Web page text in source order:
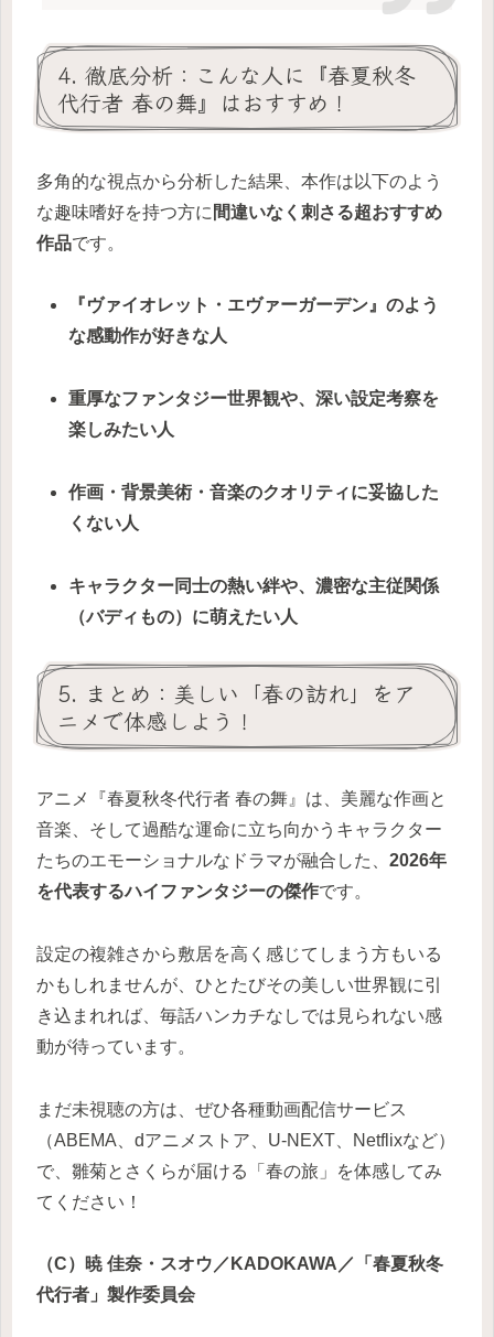
4. 徹底分析：こんな人に『春夏秋冬
代行者 春の舞』はおすすめ！
多角的な視点から分析した結果、本作は以下のよう
な趣味嗜好を持つ方に 間違いなく刺さる超おすすめ
作品です。
『ヴァイオレット・エヴァーガーデン』のよう
な感動作が好きな人
重厚なファンタジー世界観や、深い設定考察を
楽しみたい人
作画・背景美術・音楽のクオリティに妥協した
くない人
キャラクター同士の熱い絆や、濃密な主従関係
（バディもの）に萌えたい人
5. まとめ：美しい「春の訪れ」をア
ニメで体感しよう！
アニメ『春夏秋冬代行者 春の舞』は、美麗な作画と
音楽、そして過酷な運命に立ち向かうキャラクター
たちのエモーショナルなドラマが融合した、 2026年
を代表するハイファンタジーの傑作です。
設定の複雑さから敷居を高く感じてしまう方もいる
かもしれませんが、ひとたびその美しい世界観に引
き込まれれば、毎話ハンカチなしでは見られない感
動が待っています。
まだ未視聴の方は、ぜひ各種動画配信サービス
（ABEMA、dアニメストア、U-NEXT、Netflixなど）
で、雛菊とさくらが届ける「春の旅」を体感してみ
てください！
（C）暁 佳奈・スオウ／KADOKAWA／「春夏秋冬
代行者」製作委員会